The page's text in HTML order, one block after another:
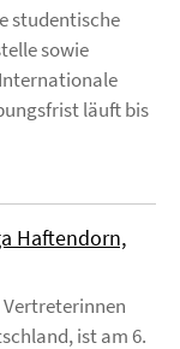
studentische
sowie
läuft bis
Haftendorn,
ist am 6.